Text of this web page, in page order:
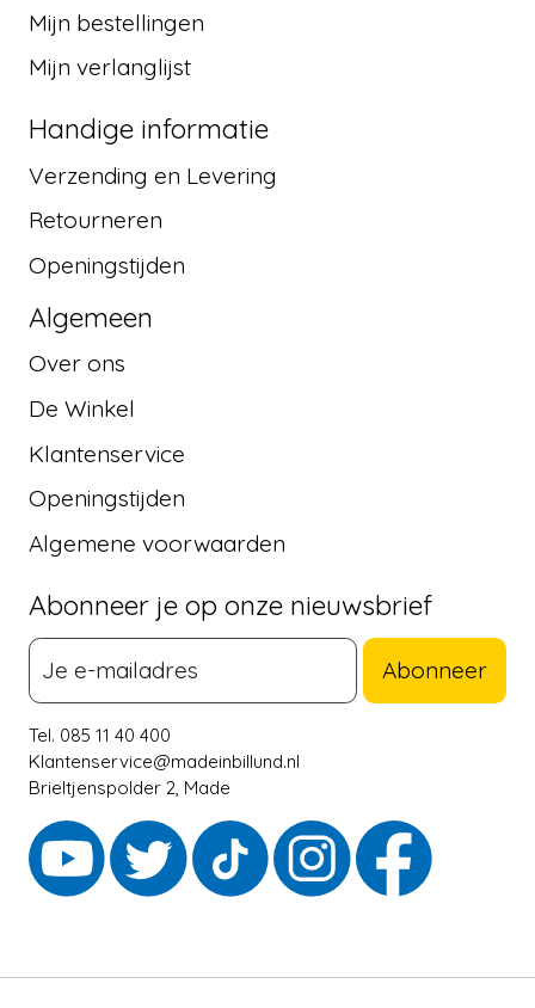
Mijn bestellingen
Mijn verlanglijst
Handige informatie
Verzending en Levering
Retourneren
Openingstijden
Algemeen
Over ons
De Winkel
Klantenservice
Openingstijden
Algemene voorwaarden
Abonneer je op onze nieuwsbrief
Abonneer
Tel. 085 11 40 400
Klantenservice@madeinbillund.nl
Brieltjenspolder 2, Made